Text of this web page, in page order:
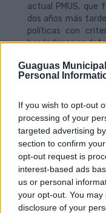
Guaguas
Personal
If you wish to opt-out
processing of your
targeted advertising
section to confirm
opt-out request is
interest-based ads
us or personal
your opt-out. You
disclosure of your
actual PMUS, que
dos años más
políticas con
basándonos en
Ramírez aseguró
ciudadanía
referente a los
otros vehículos de
“De la misma
servicio que presta
saber cuál es la
transporte
establecido en
incremento en